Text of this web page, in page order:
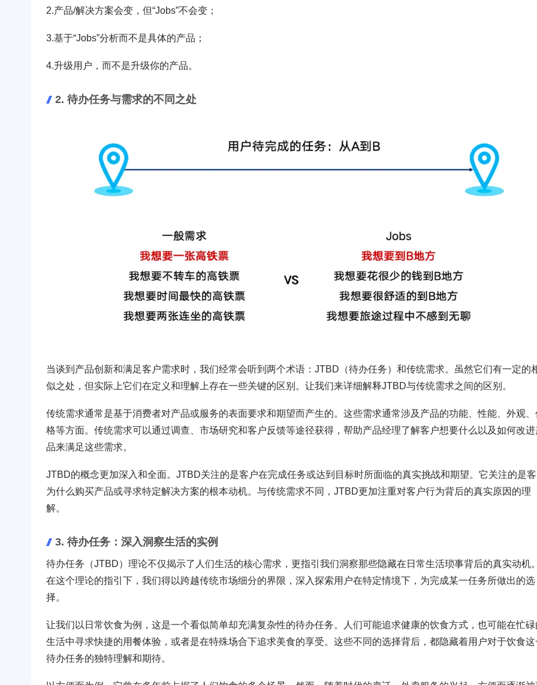
2.产品/解决方案会变，但“Jobs”不会变；
3.基于“Jobs”分析而不是具体的产品；
4.升级用户，而不是升级你的产品。
2. 待办任务与需求的不同之处
当谈到产品创新和满足客户需求时，我们经常会听到两个术语：JTBD（待办任务）和传统需求。虽然它们有一定的
似之处，但实际上它们在定义和理解上存在一些关键的区别。让我们来详细解释JTBD与传统需求之间的区别。
传统需求通常是基于消费者对产品或服务的表面要求和期望而产生的。这些需求通常涉及产品的功能、性能、外观、
格等方面。传统需求可以通过调查、市场研究和客户反馈等途径获得，帮助产品经理了解客户想要什么以及如何改进
品来满足这些需求。
JTBD的概念更加深入和全面。JTBD关注的是客户在完成任务或达到目标时所面临的真实挑战和期望。它关注的是
为什么购买产品或寻求特定解决方案的根本动机。与传统需求不同，JTBD更加注重对客户行为背后的真实原因的理
解。
3. 待办任务：深入洞察生活的实例
待办任务（JTBD）理论不仅揭示了人们生活的核心需求，更指引我们洞察那些隐藏在日常生活琐事背后的真实动机
在这个理论的指引下，我们得以跨越传统市场细分的界限，深入探索用户在特定情境下，为完成某一任务所做出的选
择。
让我们以日常饮食为例，这是一个看似简单却充满复杂性的待办任务。人们可能追求健康的饮食方式，也可能在忙碌
生活中寻求快捷的用餐体验，或者是在特殊场合下追求美食的享受。这些不同的选择背后，都隐藏着用户对于饮食这
待办任务的独特理解和期待。